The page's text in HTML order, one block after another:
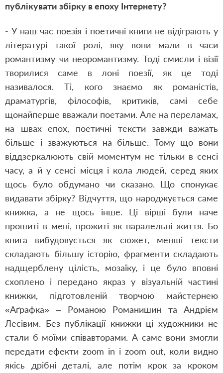
публікувати збірку в епоху Інтернету?
- У наш час поезія і поетичні книги не відіграють у
літературі такої ролі, яку вони мали в часи
романтизму чи неоромантизму. Тоді смисли і візії
творилися саме в лоні поезії, як це тоді
називалося. Ті, кого знаємо як романістів,
драматургів, філософів, критиків, самі себе
щонайперше вважали поетами. Але на переламах,
на швах епох, поетичні тексти завжди важать
більше і зважуються на більше. Тому що вони
віддзеркалюють свій моментум не тільки в сенсі
часу, а й у сенсі місця і кола людей, серед яких
щось було обдумано чи сказано. Що спонукає
видавати збірку? Відчуття, що народжується саме
книжка, а не щось інше. Ці вірші були наче
прошиті в мені, прожиті як паралельні життя. Бо
книга вибудовується як сюжет, менші тексти
складають більшу історію, фрагменти складають
надщерблену цілість, мозаїку, і це було вповні
схоплено і передано якраз у візуальній частині
книжки, підготовленій творчою майстернею
«Аґрафка» – Романою Романишин та Андрієм
Лесівим. Без публікації книжки ці художники не
стали б моїми співавторами. А саме вони змогли
передати ефекти zoom in і zoom out, коли видно
якісь дрібні деталі, але потім крок за кроком